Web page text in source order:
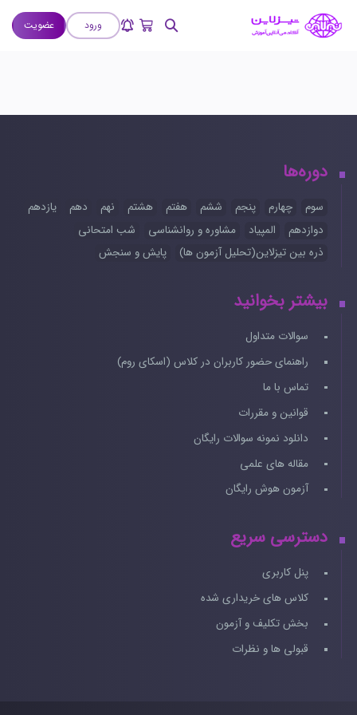
ورود عضویت
دوره‌ها
سوم چهارم پنجم ششم هفتم هشتم نهم دهم
یازدهم
دوازدهم
المپیاد مشاوره و روانشناسی
شب امتحانی
ذره بین تیزلاین(تحلیل آزمون ها)
پایش و سنجش
بیشتر بخوانید
سوالات متداول
راهنمای حضور کاربران در کلاس (اسکای روم)
تماس با ما
قوانین و مقررات
دانلود نمونه سوالات رایگان
مقاله های علمی
آزمون هوش رایگان
دسترسی سریع
پنل کاربری
کلاس های خریداری شده
بخش تکلیف و آزمون
قبولی ها و نظرات